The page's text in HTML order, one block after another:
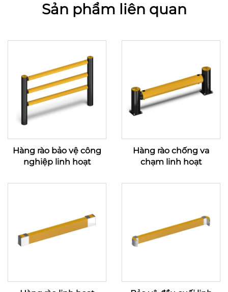
Sản phẩm liên quan
Hàng rào bảo vệ công
nghiệp linh hoạt
Hàng rào chống va
chạm linh hoạt